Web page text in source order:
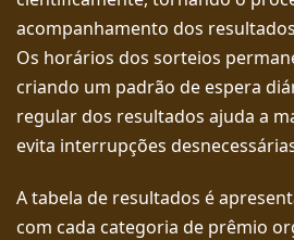
acompanhamento dos
Os horários dos sorteios
criando um padrão de espera
regular dos resultados ajuda a
evita interrupções
A tabela de resultados é
com cada categoria de prêmio